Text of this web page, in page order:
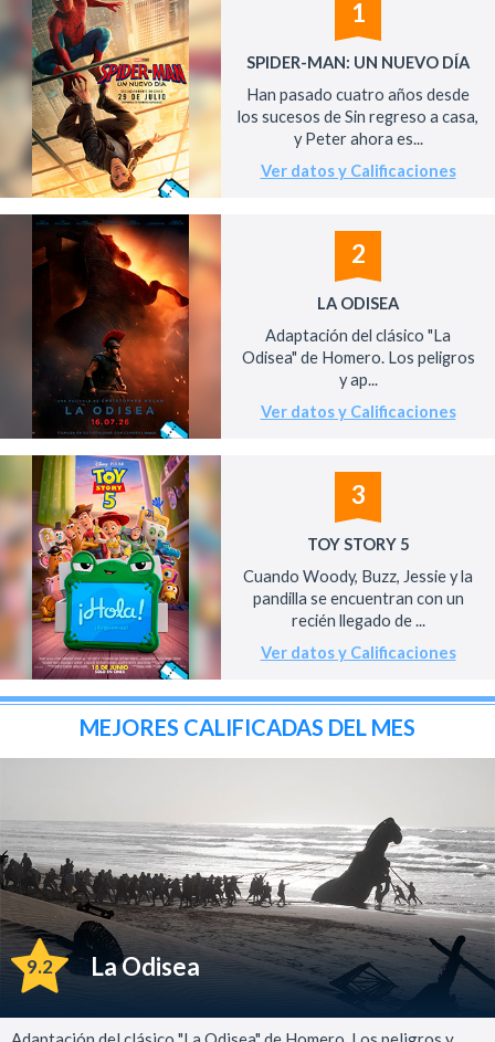
1
SPIDER-MAN: UN NUEVO DÍA
Han pasado cuatro años desde
los sucesos de Sin regreso a casa,
y Peter ahora es...
Ver datos y Calificaciones
2
LA ODISEA
Adaptación del clásico "La
Odisea" de Homero. Los peligros
y ap...
Ver datos y Calificaciones
3
TOY STORY 5
Cuando Woody, Buzz, Jessie y la
pandilla se encuentran con un
recién llegado de ...
Ver datos y Calificaciones
MEJORES CALIFICADAS DEL MES
9.2 La Odisea